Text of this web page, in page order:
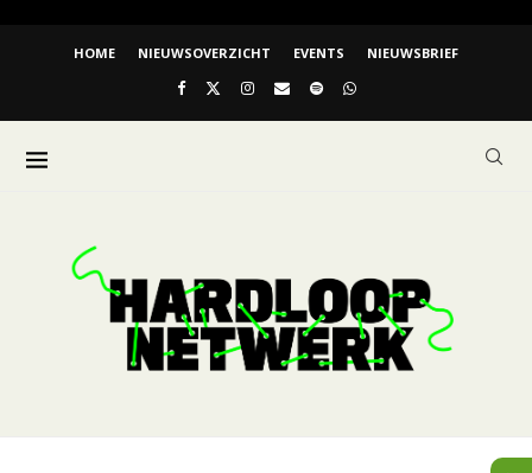
HOME NIEUWSOVERZICHT EVENTS NIEUWSBRIEF